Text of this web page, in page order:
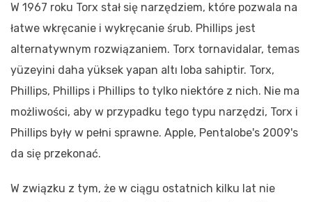
W 1967 roku Torx stał się narzędziem, które pozwala na
łatwe wkręcanie i wykręcanie śrub. Phillips jest
alternatywnym rozwiązaniem. Torx tornavidalar, temas
yüzeyini daha yüksek yapan altı loba sahiptir. Torx,
Phillips, Phillips i Phillips to tylko niektóre z nich. Nie ma
możliwości, aby w przypadku tego typu narzędzi, Torx i
Phillips były w pełni sprawne. Apple, Pentalobe's 2009's
da się przekonać.
W związku z tym, że w ciągu ostatnich kilku lat nie